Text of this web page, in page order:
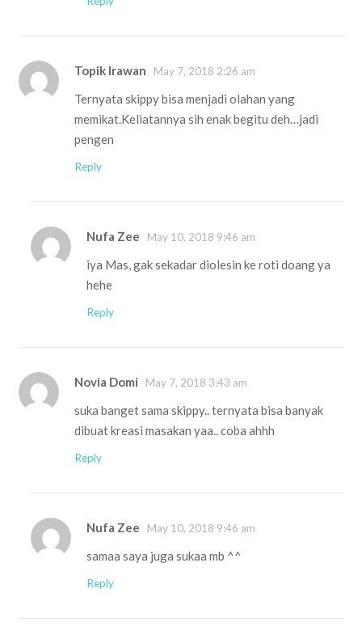
Topik Irawan May 7, 2018 2:26 am
Ternyata skippy bisa menjadi olahan yang
memikat.Keliatannya sih enak begitu deh…jadi
pengen
Reply
Nufa Zee May 10, 2018 9:46 am
iya Mas, gak sekadar diolesin ke roti doang ya
hehe
Reply
Novia Domi May 7, 2018 3:43 am
suka banget sama skippy.. ternyata bisa banyak
dibuat kreasi masakan yaa.. coba ahhh
Reply
Nufa Zee May 10, 2018 9:46 am
samaa saya juga sukaa mb ^^
Reply